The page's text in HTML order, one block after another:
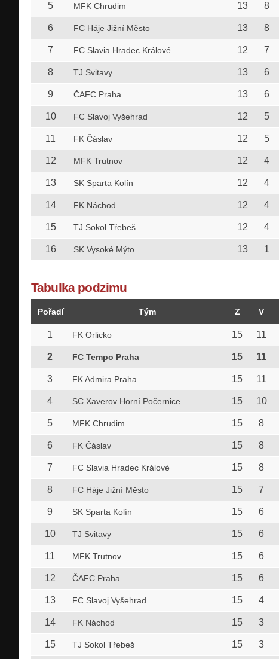
5 MFK Chrudim 13 8
6 FC Háje Jižní Město 13 8
7 FC Slavia Hradec Králové 12 7
8 TJ Svitavy 13 6
9 ČAFC Praha 13 6
10 FC Slavoj Vyšehrad 12 5
11 FK Čáslav 12 5
12 MFK Trutnov 12 4
13 SK Sparta Kolín 12 4
14 FK Náchod 12 4
15 TJ Sokol Třebeš 12 4
16 SK Vysoké Mýto 13 1
Tabulka podzimu
Pořadí Tým Z V
1 FK Orlicko 15 11
2 FC Tempo Praha 15 11
3 FK Admira Praha 15 11
4 SC Xaverov Horní Počernice 15 10
5 MFK Chrudim 15 8
6 FK Čáslav 15 8
7 FC Slavia Hradec Králové 15 8
8 FC Háje Jižní Město 15 7
9 SK Sparta Kolín 15 6
10 TJ Svitavy 15 6
11 MFK Trutnov 15 6
12 ČAFC Praha 15 6
13 FC Slavoj Vyšehrad 15 4
14 FK Náchod 15 3
15 TJ Sokol Třebeš 15 3